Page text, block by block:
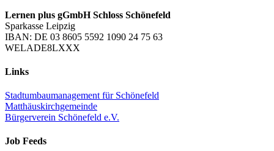
Lernen plus gGmbH Schloss Schönefeld
Sparkasse Leipzig
IBAN: DE 03 8605 5592 1090 24 75 63
WELADE8LXXX
Links
Stadtumbaumanagement für Schönefeld
Matthäuskirchgemeinde
Bürgerverein Schönefeld e.V.
Job Feeds